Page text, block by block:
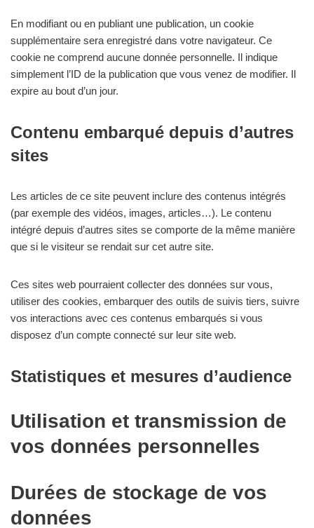
En modifiant ou en publiant une publication, un cookie
supplémentaire sera enregistré dans votre navigateur. Ce
cookie ne comprend aucune donnée personnelle. Il indique
simplement l’ID de la publication que vous venez de modifier. Il
expire au bout d’un jour.
Contenu embarqué depuis d’autres
sites
Les articles de ce site peuvent inclure des contenus intégrés
(par exemple des vidéos, images, articles…). Le contenu
intégré depuis d’autres sites se comporte de la même manière
que si le visiteur se rendait sur cet autre site.
Ces sites web pourraient collecter des données sur vous,
utiliser des cookies, embarquer des outils de suivis tiers, suivre
vos interactions avec ces contenus embarqués si vous
disposez d’un compte connecté sur leur site web.
Statistiques et mesures d’audience
Utilisation et transmission de
vos données personnelles
Durées de stockage de vos
données